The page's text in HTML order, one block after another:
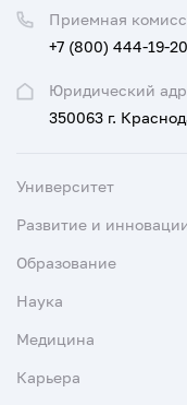
Юридический
350063 г.
Приемная
+7 (800) 444-19-
Университет
Развитие и
Образование
Наука
Медицина
Карьера